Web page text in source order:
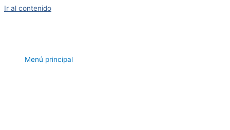
Ir al contenido
Menú principal